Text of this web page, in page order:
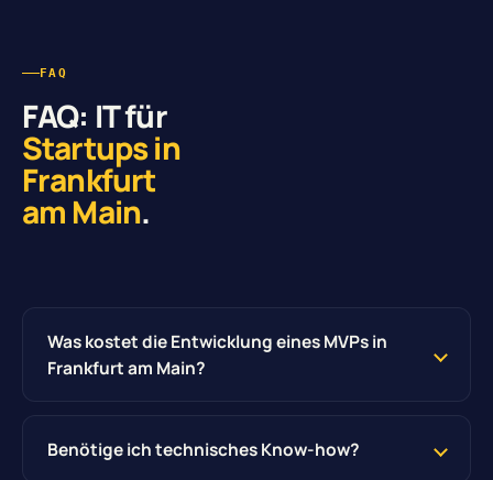
FAQ
FAQ: IT für
Startups in
Frankfurt
am Main.
Was kostet die Entwicklung eines MVPs in
Frankfurt am Main?
Benötige ich technisches Know-how?